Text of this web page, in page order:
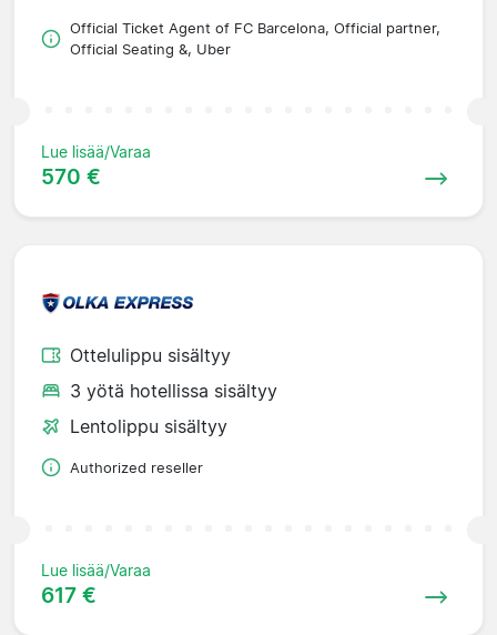
Official Ticket Agent of FC Barcelona, Official partner,
Official Seating &, Uber
Lue lisää/Varaa
570 €
Ottelulippu sisältyy
3 yötä hotellissa sisältyy
Lentolippu sisältyy
Authorized reseller
Lue lisää/Varaa
617 €